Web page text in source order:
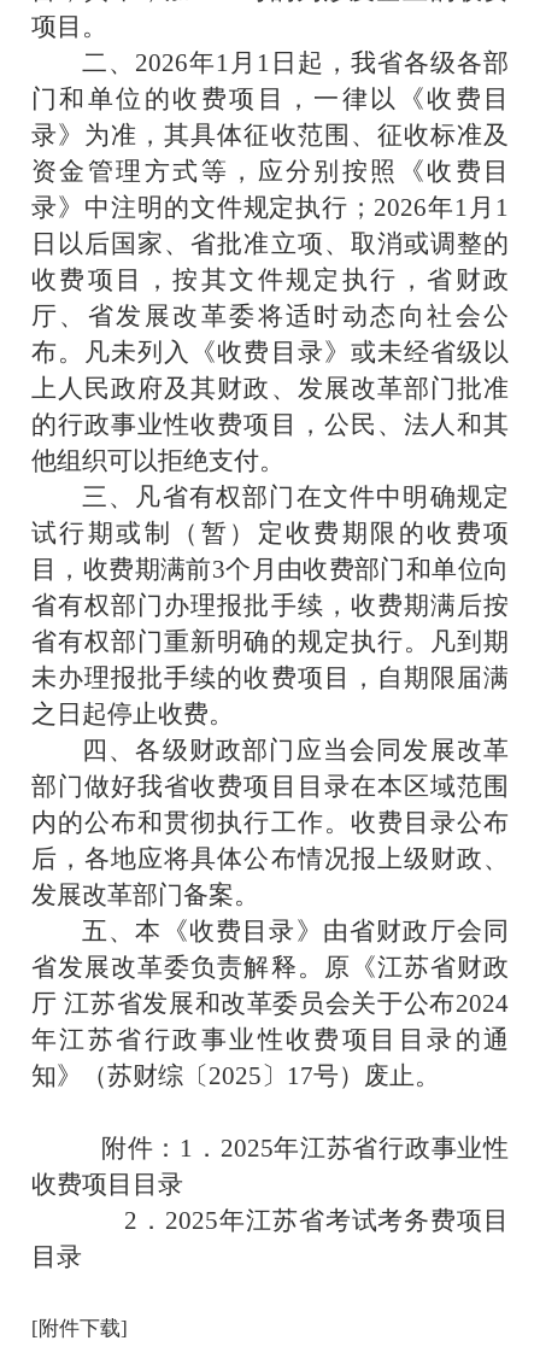
项目。
二、 2026年1 月 1 日起，我省各级各部
门和单位的收费项目，一律以《收费目
录》为准，其具体征收范围、征收标准及
资金管理方式等，应分别按照《收费目
录》中注明的文件规定执行； 2026年1 月 1
日以后国家、省批准立项、取消或调整的
收费项目，按其文件规定执行，省财政
厅、省发展改革委将适时动态向社会公
布。凡未列入《收费目录》或未经省级以
上人民政府及其财政、发展改革部门批准
的行政事业性收费项目，公民、法人和其
他组织可以拒绝支付。
三、凡省有权部门在文件中明确规定
试行期或制（暂）定收费期限的收费项
目，收费期满前3个月由收费部门和单位向
省有权部门办理报批手续，收费期满后按
省有权部门重新明确的规定执行。凡到期
未办理报批手续的收费项目，自期限届满
之日起停止收费。
四、各级财政部门应当会同发展改革
部门做好我省收费项目目录在本区域范围
内的公布和贯彻执行工作。收费目录公布
后，各地应将具体公布情况报上级财政、
发展改革部门备案。
五、本《收费目录》由省财政厅会同
省发展改革委负责解释。原《江苏省财政
厅 江苏省发展和改革委员会关于公布2024
年江苏省行政事业性收费项目目录的通
知》（苏财综〔2025〕 1 7号）废止。
附件： 1 ． 2025年江苏省行政事业性
收费项目目录
2 ． 2025年江苏省考试考务费项目
目录
[附件下载]